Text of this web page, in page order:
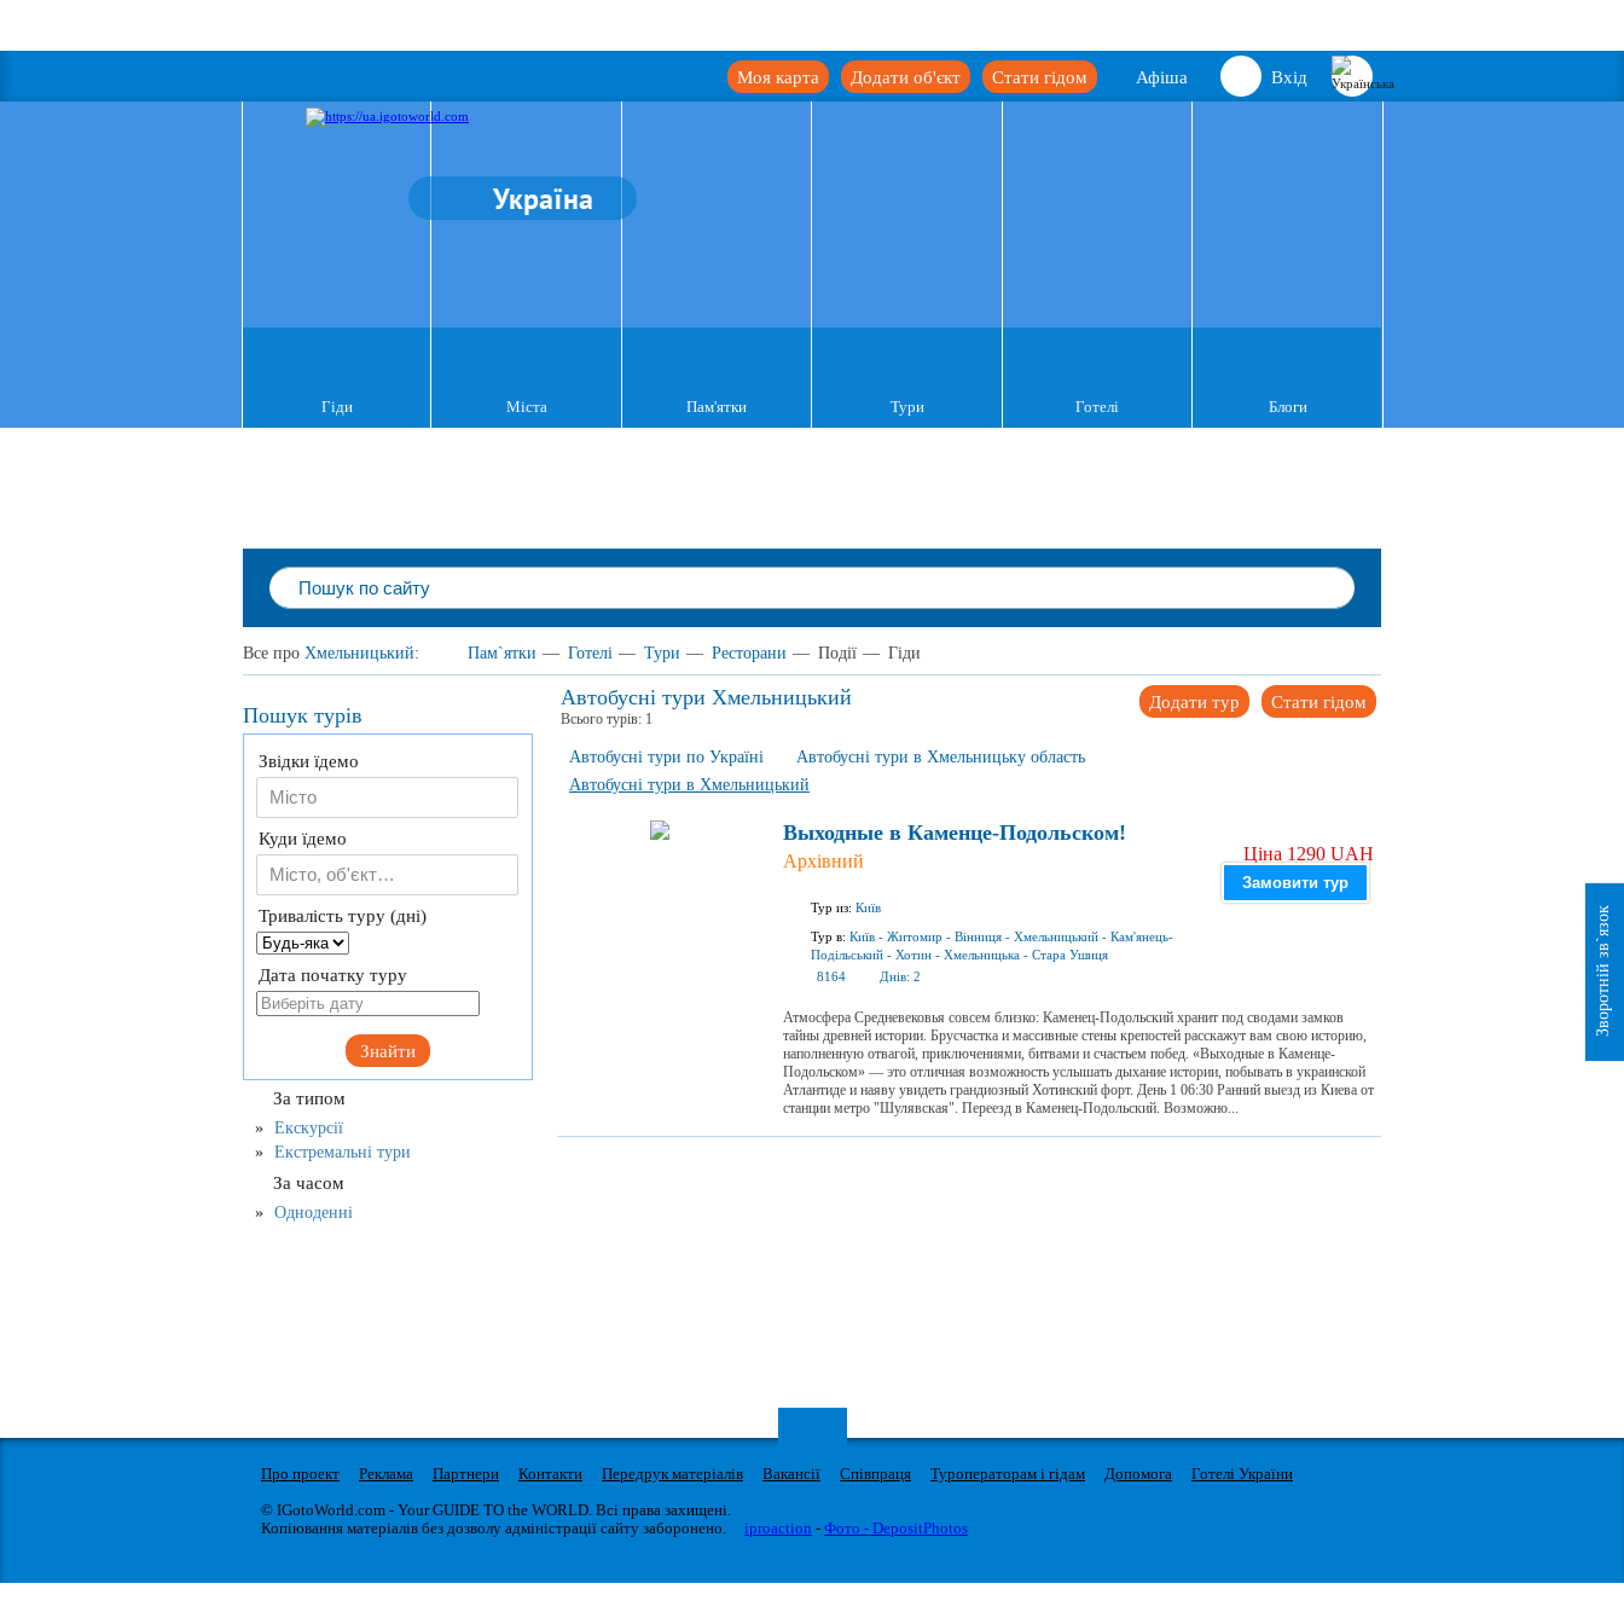
Вхід
Афіша
Стати гідом
Додати об'єкт
Моя карта
Україна
Гіди Міста Пам'ятки Тури Готелі Блоги
Все про Хмельницький: Пам`ятки — Готелі — Тури — Ресторани — Події — Гіди
Автобусні тури Хмельницький Стати гідом
Додати тур
Всього турів: 1
Автобусні тури по Україні
Автобусні тури в Хмельницьку область
Автобусні тури в Хмельницький
Выходные в Каменце-Подольском!
Архівний
Тур из: Київ
Тур в: Київ - Житомир - Вінниця - Хмельницький - Кам'янець-
Подільський - Хотин - Хмельницька - Стара Ушиця
8164
Днів: 2
Ціна 1290 UAH
Замовити тур
Атмосфера Средневековья совсем близко: Каменец-Подольский хранит под сводами замков
тайны древней истории. Брусчастка и массивные стены крепостей расскажут вам свою историю,
наполненную отвагой, приключениями, битвами и счастьем побед. «Выходные в Каменце-
Подольском» — это отличная возможность услышать дыхание истории, побывать в украинской
Атлантиде и наяву увидеть грандиозный Хотинский форт. День 1 06:30 Ранний выезд из Киева от
станции метро "Шулявская". Переезд в Каменец-Подольский. Возможно...
Пошук турів
Звідки їдемо
Куди їдемо
Тривалість туру (дні)
Дата початку туру
Знайти
За типом
Екскурсії
Екстремальні тури
За часом
Одноденні
Про проект Реклама Партнери Контакти Передрук матеріалів Вакансії Співпраця Туроператорам і гідам Допомога
Готелі України
© IGotoWorld.com - Your GUIDE TO the WORLD. Всі права захищені.
Копіювання матеріалів без дозволу адміністрації сайту заборонено.
iproaction - Фото - DepositPhotos
Зворотній зв`язок